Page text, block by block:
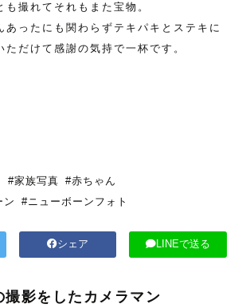
も撮れてそれもまた宝物。
あったにも関わらずテキパキとステキに
ただけて感謝の気持で一杯です。
#家族写真 #赤ちゃん
ン
#ニューボーンフォト
シェア LINEで送る
撮影をしたカメラマン